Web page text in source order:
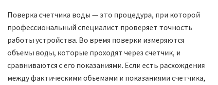
Поверка счетчика воды — это процедура, при которой
профессиональный специалист проверяет точность
работы устройства. Во время поверки измеряются
объемы воды, которые проходят через счетчик, и
сравниваются с его показаниями. Если есть расхождения
между фактическими объемами и показаниями счетчика,